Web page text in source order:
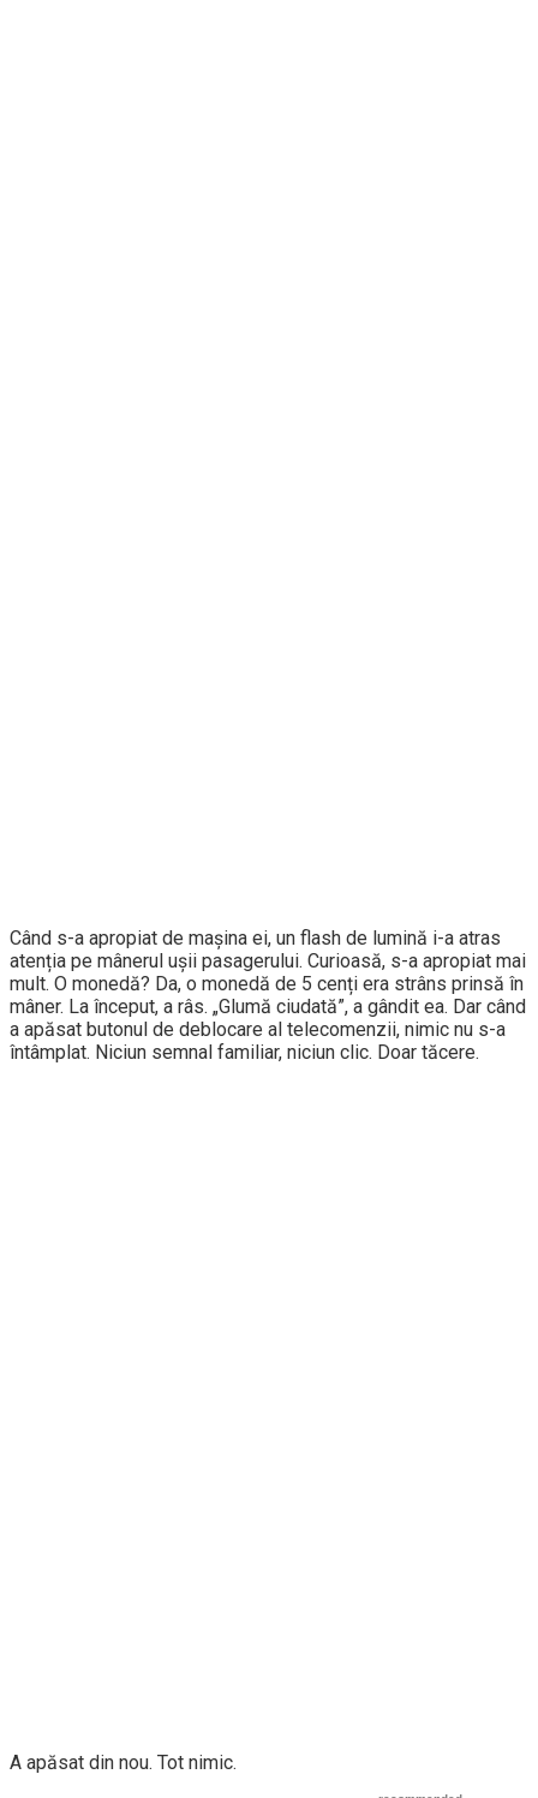
Când s-a apropiat de mașina ei, un flash de lumină i-a atras
atenția pe mânerul ușii pasagerului. Curioasă, s-a apropiat mai
mult. O monedă? Da, o monedă de 5 cenți era strâns prinsă în
mâner. La început, a râs. „Glumă ciudată”, a gândit ea. Dar când
a apăsat butonul de deblocare al telecomenzii, nimic nu s-a
întâmplat. Niciun semnal familiar, niciun clic. Doar tăcere.
A apăsat din nou. Tot nimic.